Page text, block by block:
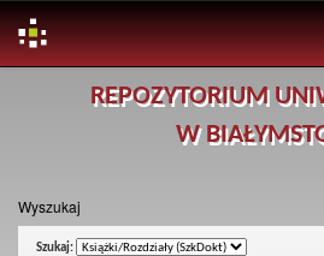
REPOZYTORIUM
W
Wyszukaj
Szukaj: